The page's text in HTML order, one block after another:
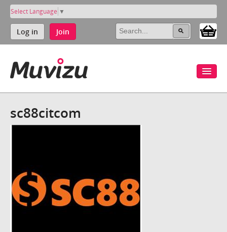
Select Language ▼
Log in Join
sc88citcom